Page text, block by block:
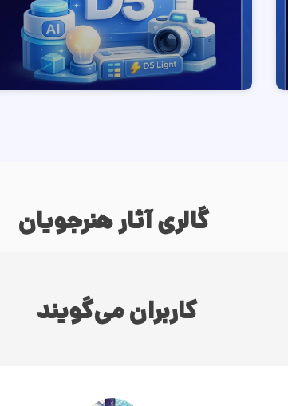
گالری آثار هنرجویان
کاربران می‌گویند